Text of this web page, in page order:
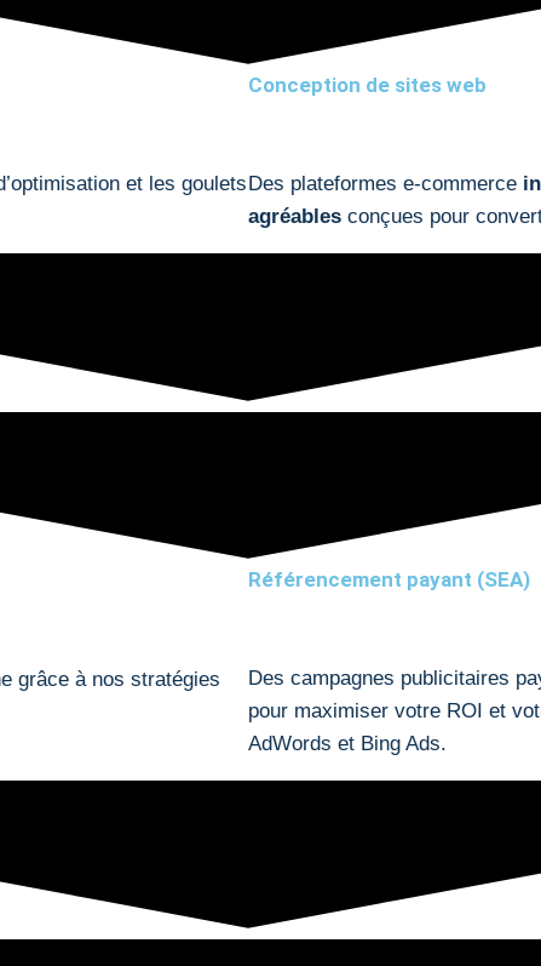
et les goulets
Conception de sites web
Des plateformes e-commerce
agréables conçues pour
grâce à nos stratégies
Référencement payant (SEA)
Des campagnes publicitaires
pour maximiser votre ROI et
AdWords et Bing Ads.